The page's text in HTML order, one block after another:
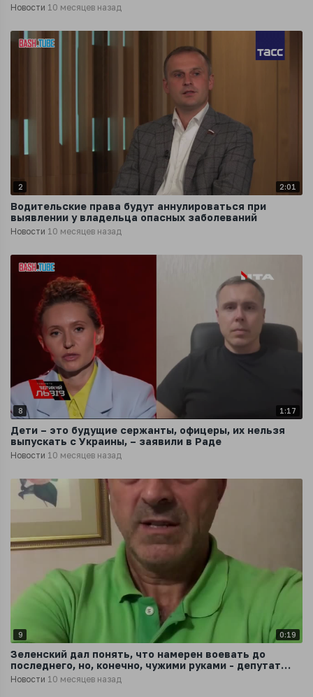
Новости 10 месяцев назад
2 2:01
Водительские права будут аннулироваться при
выявлении у владельца опасных заболеваний
Новости 10 месяцев назад
8 1:17
Дети – это будущие сержанты, офицеры, их нельзя
выпускать с Украины, – заявили в Раде
Новости 10 месяцев назад
9 0:19
Зеленский дал понять, что намерен воевать до
последнего, но, конечно, чужими руками - депутат
Рады
Новости 10 месяцев назад